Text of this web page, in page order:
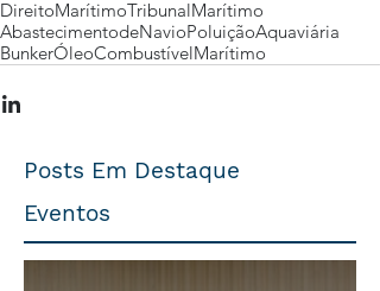
DireitoMarítimoTribunalMarítimo
AbastecimentodeNavioPoluiçãoAquaviária
BunkerÓleoCombustívelMarítimo
Posts Em Destaque
Eventos